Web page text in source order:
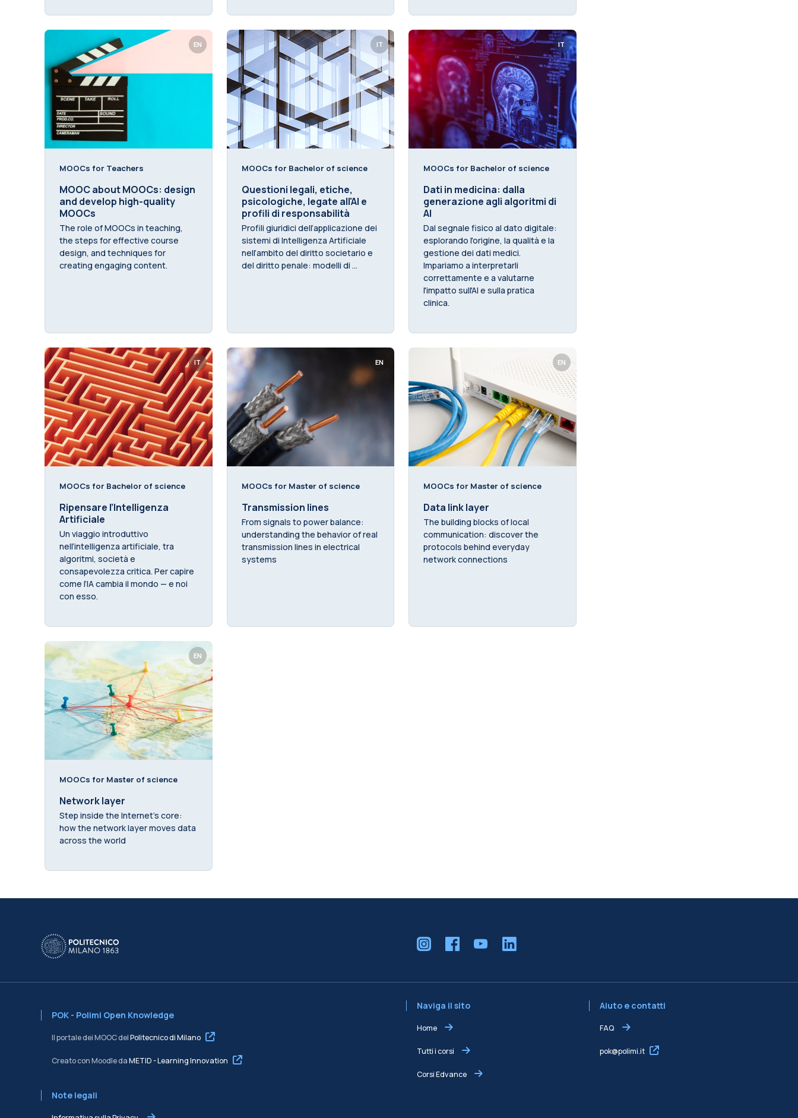
EN
MOOCs for Teachers
MOOC about MOOCs: design
and develop high-quality
MOOCs
The role of MOOCs in teaching,
the steps for effective course
design, and techniques for
creating engaging content.
IT
MOOCs for Bachelor of science
Questioni legali, etiche,
psicologiche, legate all'AI e
profili di responsabilità
Profili giuridici dell’applicazione dei
sistemi di Intelligenza Artificiale
nell’ambito del diritto societario e
del diritto penale: modelli di ...
IT
MOOCs for Bachelor of science
Dati in medicina: dalla
generazione agli algoritmi di
AI
Dal segnale fisico al dato digitale:
esplorando l'origine, la qualità e la
gestione dei dati medici.
Impariamo a interpretarli
correttamente e a valutarne
l'impatto sull'AI e sulla pratica
clinica.
IT
MOOCs for Bachelor of science
Ripensare l’Intelligenza
Artificiale
Un viaggio introduttivo
nell’intelligenza artificiale, tra
algoritmi, società e
consapevolezza critica. Per capire
come l’IA cambia il mondo — e noi
con esso.
EN
MOOCs for Master of science
Transmission lines
From signals to power balance:
understanding the behavior of real
transmission lines in electrical
systems
EN
MOOCs for Master of science
Data link layer
The building blocks of local
communication: discover the
protocols behind everyday
network connections
EN
MOOCs for Master of science
Network layer
Step inside the Internet’s core:
how the network layer moves data
across the world
POK - Polimi Open Knowledge
Il portale dei MOOC delPolitecnico di Milano
Creato con Moodle daMETID - Learning Innovation
Naviga il sito
Home
Tutti i corsi
Corsi Edvance
Aiuto e contatti
FAQ
pok@polimi.it
Note legali